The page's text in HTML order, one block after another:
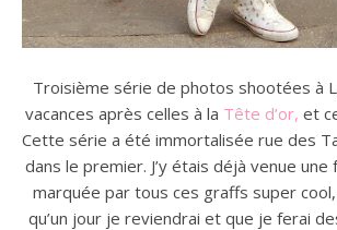
Troisième série de photos shootées à
vacances après celles à la Tête d’or, et
Cette série a été immortalisée rue des
dans le premier. J’y étais déjà venue une
marquée par tous ces graffs super
qu’un jour je reviendrai et que je ferai